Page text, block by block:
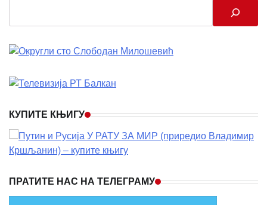
КУПИТЕ КЊИГУ
ПРАТИТЕ НАС НА ТЕЛЕГРАМУ